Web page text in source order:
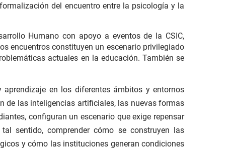
del encuentro entre la psicología y la
Humano con apoyo a eventos de la CSIC,
encuentros constituyen un escenario privilegiado
actuales en la educación. También se
en los diferentes ámbitos y entornos
de las inteligencias artificiales, las nuevas formas
configuran un escenario que exige repensar
sentido, comprender cómo se construyen las
y cómo las instituciones generan condiciones